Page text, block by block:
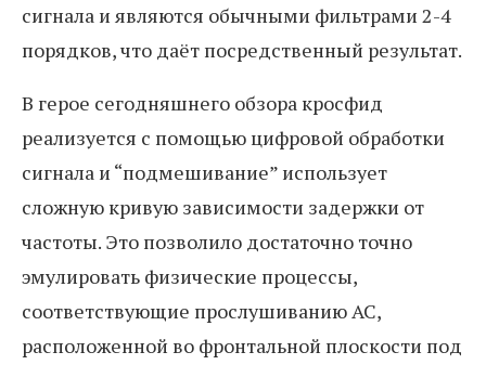
сигнала и являются обычными фильтрами 2-4
порядков, что даёт посредственный результат.
В герое сегодняшнего обзора кросфид
реализуется с помощью цифровой обработки
сигнала и “подмешивание” использует
сложную кривую зависимости задержки от
частоты. Это позволило достаточно точно
эмулировать физические процессы,
соответствующие прослушиванию АС,
расположенной во фронтальной плоскости под